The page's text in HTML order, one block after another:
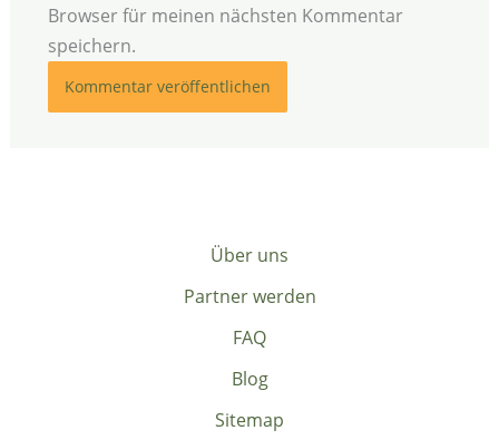
Browser für meinen nächsten Kommentar
speichern.
Über uns
Partner werden
FAQ
Blog
Sitemap